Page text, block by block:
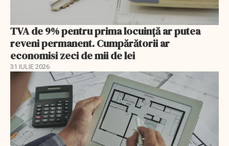
TVA de 9% pentru prima locuință ar putea
reveni permanent. Cumpărătorii ar
economisi zeci de mii de lei
31 IULIE 2026